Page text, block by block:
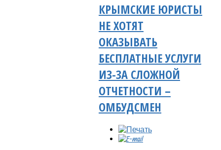
КРЫМСКИЕ ЮРИСТЫ
НЕ ХОТЯТ
ОКАЗЫВАТЬ
БЕСПЛАТНЫЕ УСЛУГИ
ИЗ-ЗА СЛОЖНОЙ
ОТЧЕТНОСТИ –
ОМБУДСМЕН